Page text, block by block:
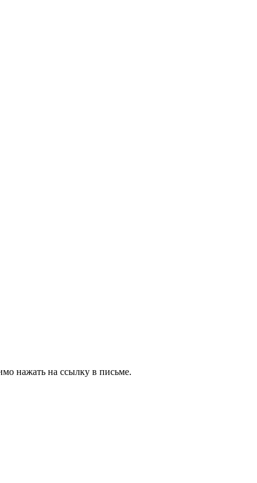
нажать на ссылку в письме.